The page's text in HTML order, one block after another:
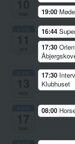
19:00
16:44
17:30
17:30
Klubhuset
08:00